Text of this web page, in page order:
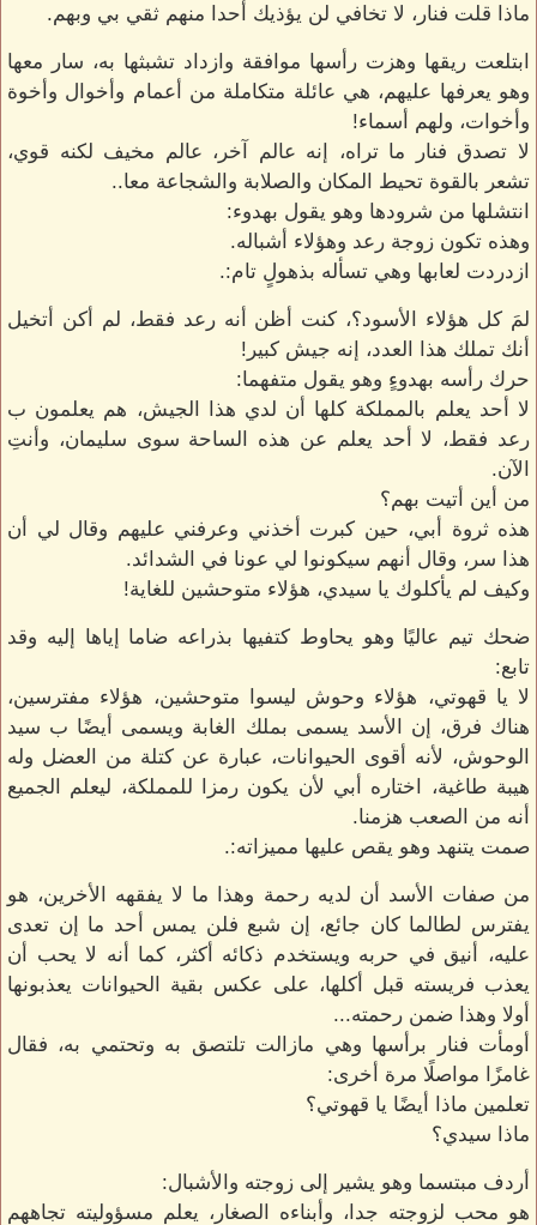
ماذا قلت فنار، لا تخافي لن يؤذيك أحدا منهم ثقي بي وبهم.
ابتلعت ريقها وهزت رأسها موافقة وازداد تشبثها به، سار معها
وهو يعرفها عليهم، هي عائلة متكاملة من أعمام وأخوال وأخوة
وأخوات، ولهم أسماء!
لا تصدق فنار ما تراه، إنه عالم آخر، عالم مخيف لكنه قوي،
تشعر بالقوة تحيط المكان والصلابة والشجاعة معا..
انتشلها من شرودها وهو يقول بهدوء:
وهذه تكون زوجة رعد وهؤلاء أشباله.
ازدردت لعابها وهي تسأله بذهولٍ تام:.
لمَ كل هؤلاء الأسود؟، كنت أظن أنه رعد فقط، لم أكن أتخيل
أنك تملك هذا العدد، إنه جيش كبير!
حرك رأسه بهدوءٍ وهو يقول متفهما:
لا أحد يعلم بالمملكة كلها أن لدي هذا الجيش، هم يعلمون ب
رعد فقط، لا أحد يعلم عن هذه الساحة سوى سليمان، وأنتِ
الآن.
من أين أتيت بهم؟
هذه ثروة أبي، حين كبرت أخذني وعرفني عليهم وقال لي أن
هذا سر، وقال أنهم سيكونوا لي عونا في الشدائد.
وكيف لم يأكلوك يا سيدي، هؤلاء متوحشين للغاية!
ضحك تيم عاليًا وهو يحاوط كتفيها بذراعه ضاما إياها إليه وقد
تابع:
لا يا قهوتي، هؤلاء وحوش ليسوا متوحشين، هؤلاء مفترسين،
هناك فرق، إن الأسد يسمى بملك الغابة ويسمى أيضًا ب سيد
الوحوش، لأنه أقوى الحيوانات، عبارة عن كتلة من العضل وله
هيبة طاغية، اختاره أبي لأن يكون رمزا للمملكة، ليعلم الجميع
أنه من الصعب هزمنا.
صمت يتنهد وهو يقص عليها مميزاته:.
من صفات الأسد أن لديه رحمة وهذا ما لا يفقهه الأخرين، هو
يفترس لطالما كان جائع، إن شبع فلن يمس أحد ما إن تعدى
عليه، أنيق في حربه ويستخدم ذكائه أكثر، كما أنه لا يحب أن
يعذب فريسته قبل أكلها، على عكس بقية الحيوانات يعذبونها
أولا وهذا ضمن رحمته...
أومأت فنار برأسها وهي مازالت تلتصق به وتحتمي به، فقال
غامزًا مواصلًا مرة أخرى:
تعلمين ماذا أيضًا يا قهوتي؟
ماذا سيدي؟
أردف مبتسما وهو يشير إلى زوجته والأشبال:
هو محب لزوجته جدا، وأبناءه الصغار، يعلم مسؤوليته تجاههم